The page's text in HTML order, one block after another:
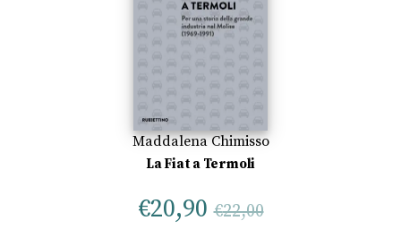
Maddalena Chimisso
La Fiat a Termoli
€20,90 €22,00